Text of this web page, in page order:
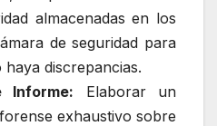
almacenadas en los
de seguridad para
discrepancias.
Informe: Elaborar un
exhaustivo sobre